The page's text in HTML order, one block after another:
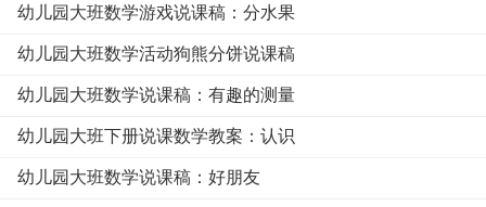
幼儿园大班数学游戏说课稿：分水果
幼儿园大班数学活动狗熊分饼说课稿
幼儿园大班数学说课稿：有趣的测量
幼儿园大班下册说课数学教案：认识
幼儿园大班数学说课稿：好朋友